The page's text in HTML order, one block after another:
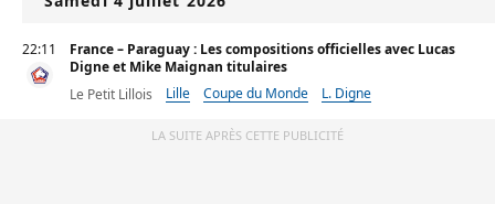
22:11
France – Paraguay : Les compositions officielles avec Lucas
Digne et Mike Maignan titulaires
Le Petit Lillois
Lille Coupe du Monde L. Digne
LA SUITE APRÈS CETTE PUBLICITÉ